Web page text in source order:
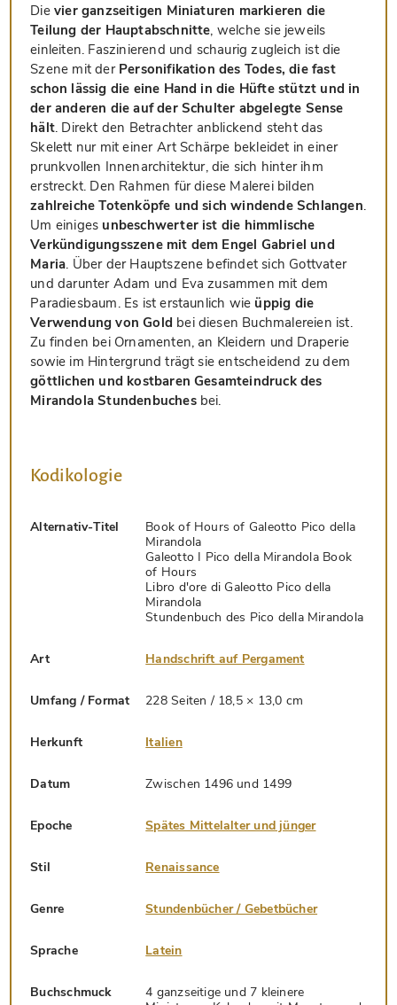
Dievier ganzseitigen Miniaturen markieren die
Teilung der Hauptabschnitte, welche sie jeweils
einleiten. Faszinierend und schaurig zugleich ist die
Szene mit der Personifikation des Todes, die fast
schon lässig die eine Hand in die Hüfte stützt und in
der anderen die auf der Schulter abgelegte Sense
hält. Direkt den Betrachter anblickend steht das
Skelett nur mit einer Art Schärpe bekleidet in einer
prunkvollen Innenarchitektur, die sich hinter ihm
erstreckt. Den Rahmen für diese Malerei bilden
zahlreiche Totenköpfe und sich windende Schlangen.
Um einiges unbeschwerter ist die himmlische
Verkündigungsszene mit dem Engel Gabriel und
Maria. Über der Hauptszene befindet sich Gottvater
und darunter Adam und Eva zusammen mit dem
Paradiesbaum. Es ist erstaunlich wie üppig die
Verwendung von Gold bei diesen Buchmalereien ist.
Zu finden bei Ornamenten, an Kleidern und Draperie
sowie im Hintergrund trägt sie entscheidend zu dem
göttlichen und kostbaren Gesamteindruck des
Mirandola Stundenbuchesbei.
Kodikologie
Alternativ-Titel
Book of Hours of Galeotto Pico della
Mirandola
Galeotto I Pico della Mirandola Book
of Hours
Libro d'ore di Galeotto Pico della
Mirandola
Stundenbuch des Pico della Mirandola
Art Handschrift auf Pergament
Umfang / Format 228 Seiten / 18,5 × 13,0 cm
Herkunft Italien
Datum Zwischen 1496 und 1499
Epoche Spätes Mittelalter und jünger
Stil Renaissance
Genre Stundenbücher / Gebetbücher
Sprache Latein
Buchschmuck
4 ganzseitige und 7 kleinere